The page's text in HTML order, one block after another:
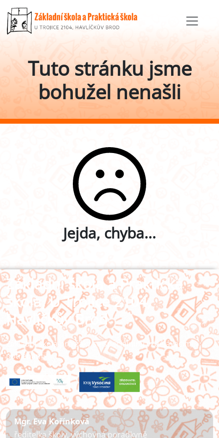
Tuto stránku jsme
bohužel nenašli
Jejda, chyba...
Základní škola a Praktická
škola, U Trojice 2104,
Havlíčkův Brod
Základní škola pro žáky se speciálními vzdělávacími
potřebami
Mgr. Eva Kořínková
ředitelka školy, výchovná poradkyně